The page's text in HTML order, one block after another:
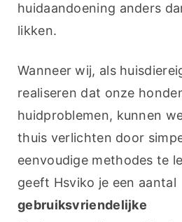
huidaandoening anders
likken.
Wanneer wij, als
realiseren dat onze
huidproblemen, kunnen
thuis verlichten door
eenvoudige methodes te
gebruiksvriendelijke